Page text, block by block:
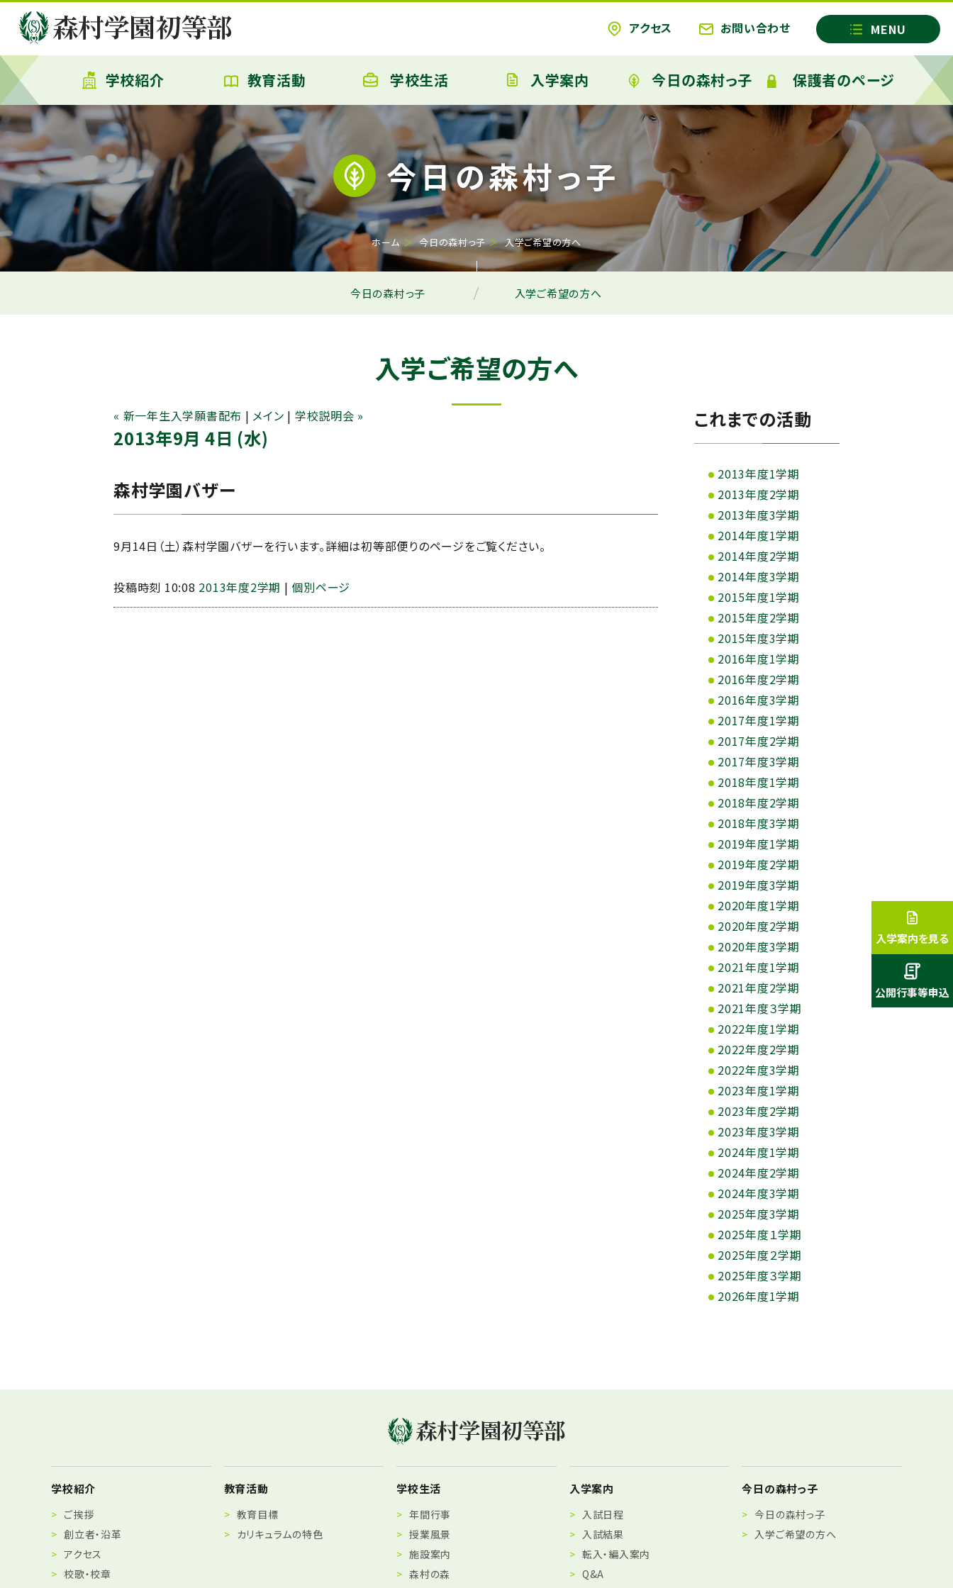
アクセス お問い合わせ
学校紹介 教育活動 学校生活 入学案内 今日の森村っ子 保護者のページ
今日の森村っ子
ホーム 今日の森村っ子 入学ご希望の方へ
今日の森村っ子 入学ご希望の方へ
入学ご希望の方へ
« 新一年生入学願書配布 | メイン | 学校説明会 »
2013年9月 4日 (水)
森村学園バザー
9月14日（土）森村学園バザーを行います。詳細は初等部便りのページをご覧ください。
投稿時刻 10:08 2013年度2学期 | 個別ページ
これまでの活動
2013年度1学期
2013年度2学期
2013年度3学期
2014年度1学期
2014年度2学期
2014年度3学期
2015年度1学期
2015年度2学期
2015年度3学期
2016年度1学期
2016年度2学期
2016年度3学期
2017年度1学期
2017年度2学期
2017年度3学期
2018年度1学期
2018年度2学期
2018年度3学期
2019年度1学期
2019年度2学期
2019年度3学期
2020年度1学期
2020年度2学期
2020年度3学期
2021年度1学期
2021年度2学期
2021年度３学期
2022年度1学期
2022年度2学期
2022年度3学期
2023年度1学期
2023年度2学期
2023年度3学期
2024年度1学期
2024年度2学期
2024年度3学期
2025年度3学期
2025年度１学期
2025年度２学期
2025年度３学期
2026年度1学期
学校紹介
ご挨拶
創立者・沿革
アクセス
校歌・校章
教育活動
教育目標
カリキュラムの特色
学校生活
年間行事
授業風景
施設案内
森村の森
入学案内
入試日程
入試結果
転入・編入案内
Q&A
今日の森村っ子
今日の森村っ子
入学ご希望の方へ
入学案内を見る
公開行事等申込